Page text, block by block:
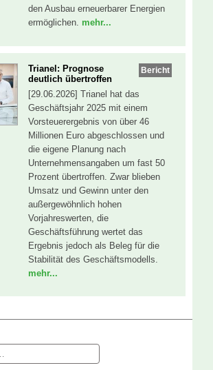
den Ausbau erneuerbarer Energien
ermöglichen. mehr...
Bericht
Trianel: Prognose
deutlich übertroffen
[29.06.2026] Trianel hat das
Geschäftsjahr 2025 mit einem
Vorsteuerergebnis von über 46
Millionen Euro abgeschlossen und
die eigene Planung nach
Unternehmensangaben um fast 50
Prozent übertroffen. Zwar blieben
Umsatz und Gewinn unter den
außergewöhnlich hohen
Vorjahreswerten, die
Geschäftsführung wertet das
Ergebnis jedoch als Beleg für die
Stabilität des Geschäftsmodells.
mehr...